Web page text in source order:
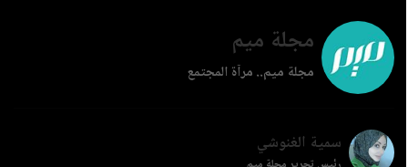
مجلة ميم
مجلة ميم.. مرآة المجتمع
سمية الغنوشي